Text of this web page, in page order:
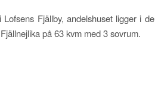
Fjällby, andelshuset ligger i
på 63 kvm med 3 sovrum.